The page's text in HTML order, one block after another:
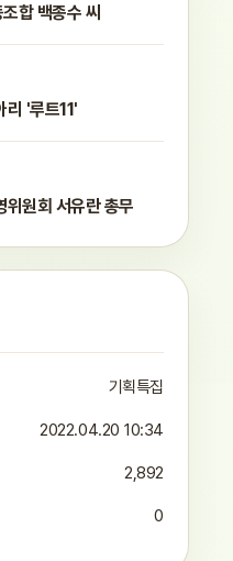
합 백종수 씨
리 '루트11'
위원회 서유란 총무
기획특집
2022.04.20 10:34
2,892
0